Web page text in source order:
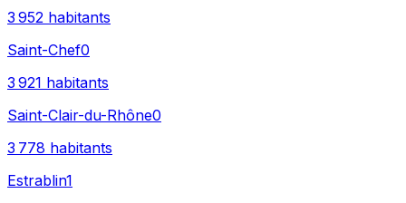
3 952 habitants
Saint-Chef0
3 921 habitants
Saint-Clair-du-Rhône0
3 778 habitants
Estrablin1